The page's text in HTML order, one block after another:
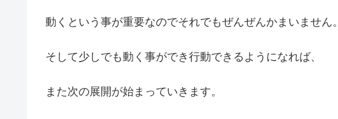
動くという事が重要なのでそれでもぜんぜんかまいません。
そして少しでも動く事ができ行動できるようになれば、
また次の展開が始まっていきます。